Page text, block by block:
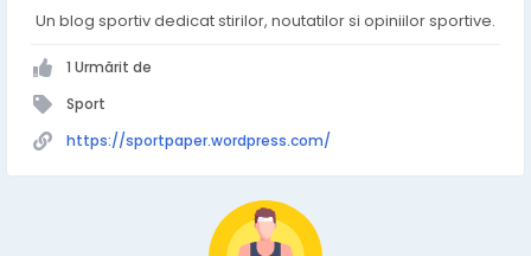
Un blog sportiv dedicat stirilor, noutatilor si opiniilor sportive.
1 Urmărit de
Sport
https://sportpaper.wordpress.com/